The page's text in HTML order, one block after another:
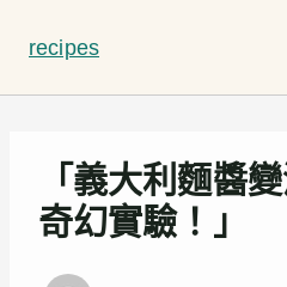
要
recipes
「義大利麵醬
奇幻實驗！」